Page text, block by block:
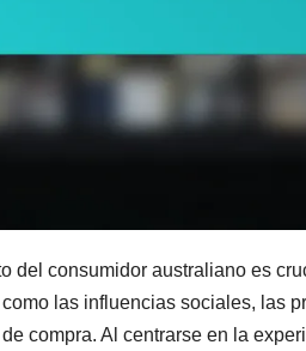
del consumidor australiano es
las influencias sociales, las
compra. Al centrarse en la